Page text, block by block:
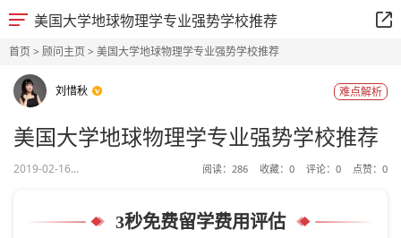
美国大学地球物理学专业强势学校推荐
首页> 顾问主页> 美国大学地球物理学专业强势学校推荐
刘惜秋 难点解析
美国大学地球物理学专业强势学校推荐
2019-02-16... 阅读： 286 收藏： 0 评论： 0 点赞： 0
3秒免费留学费用评估